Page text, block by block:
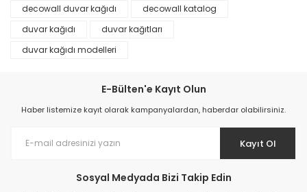
Prime ArtDECO Duvar Kağıdı Tutkalı 500 gr
decowall duvar kağıdı
decowall katalog
duvar kağıdı
duvar kağıtları
duvar kağıdı modelleri
E-Bülten'e Kayıt Olun
Haber listemize kayıt olarak kampanyalardan, haberdar olabilirsiniz.
Kayıt Ol
Sosyal Medyada Bizi Takip Edin